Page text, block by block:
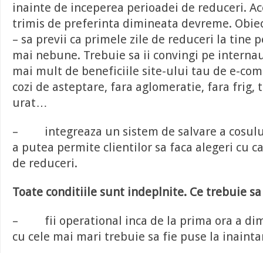
inainte de inceperea perioadei de reduceri.
trimis de preferinta dimineata devreme.
– sa previi ca primele zile de reduceri la tine
mai nebune. Trebuie sa ii convingi pe
mai mult de beneficiile site-ului tau de e-
cozi de asteptare, fara aglomeratie, fara frig,
urat…
– integreaza un sistem de salvare a
a putea permite clientilor sa faca alegeri cu
de reduceri.
Toate conditiile sunt indeplnite. Ce trebuie
– fii operational inca de la prima ora a
cu cele mai mari trebuie sa fie puse la